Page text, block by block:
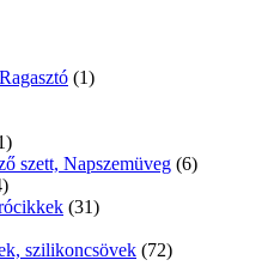
(1)
szett, Napszemüveg (6)
(31)
szilikoncsövek (72)